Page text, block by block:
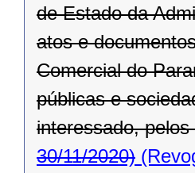
de Estado da
atos e
Comercial do
públicas e
interessado,
30/11/2020)